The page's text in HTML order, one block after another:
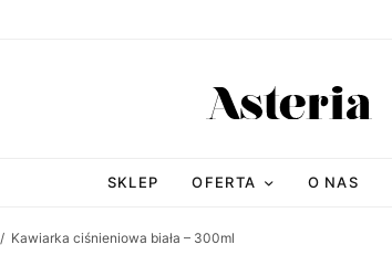
SKLEP OFERTA O NAS
/ Kawiarka ciśnieniowa biała – 300ml